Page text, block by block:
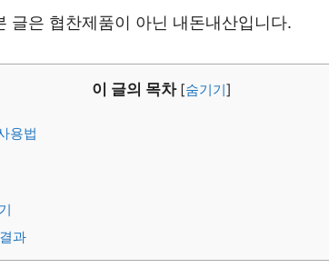
글은 협찬제품이 아닌 내돈내산입니다.
이 글의 목차 [숨기기]
용법
과